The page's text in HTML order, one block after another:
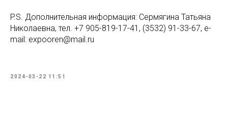
P.S. Дополнительная информация: Сермягина Татьяна
Николаевна, тел. +7 905-819-17-41, (3532) 91-33-67, e-
mail: expooren@mail.ru
2024-03-22 11:51